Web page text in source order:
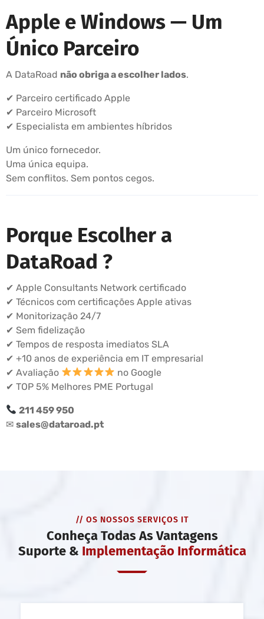
Apple e Windows — Um
Único Parceiro
A DataRoad não obriga a escolher lados.
✔ Parceiro certificado Apple
✔ Parceiro Microsoft
✔ Especialista em ambientes híbridos
Um único fornecedor.
Uma única equipa.
Sem conflitos. Sem pontos cegos.
Porque Escolher a
DataRoad ?
✔ Apple Consultants Network certificado
✔ Técnicos com certificações Apple ativas
✔ Monitorização 24/7
✔ Sem fidelização
✔ Tempos de resposta imediatos SLA
✔ +10 anos de experiência em IT empresarial
✔ Avaliação
no Google
✔ TOP 5% Melhores PME Portugal
211 459 950
✉ sales@dataroad.pt
// OS NOSSOS SERVIÇOS IT
Conheça Todas As Vantagens
Suporte & Implementação Informática